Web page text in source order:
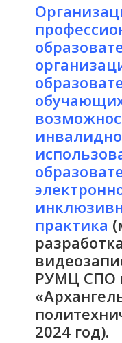
практика
РУМЦ СПО
2024 год).